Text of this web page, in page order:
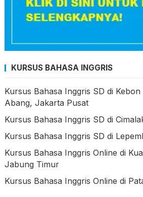
KURSUS BAHASA INGGRIS
Kursus Bahasa Inggris SD di
Abang, Jakarta Pusat
Kursus Bahasa Inggris SD di
Kursus Bahasa Inggris SD di
Kursus Bahasa Inggris Online di
Jabung Timur
Kursus Bahasa Inggris Online di